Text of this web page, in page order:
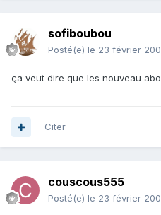
sofiboubou
Posté(e) le 23 février
ça veut dire que les nouveau
Citer
couscous555
Posté(e) le 23 février